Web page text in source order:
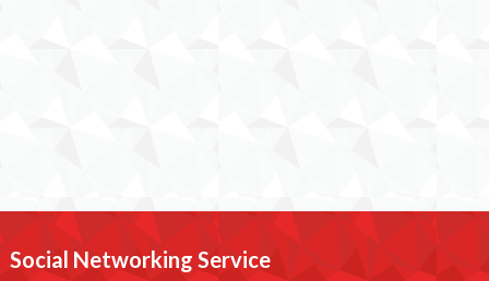
Social Networking Service